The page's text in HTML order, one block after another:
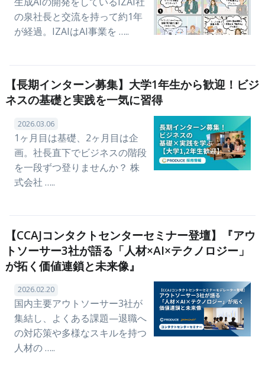
の泉社長と交流を持って約1年
が経過。IZAIはAI事業を …..
【長期インターン募集】大学1年生から歓迎！ビジ
ネスの基礎と実践を一気に習得
2026.03.06
1ヶ月目は基礎、2ヶ月目は企
画。社長直下でビジネスの階段
を一段ずつ登りませんか？ 株
式会社 …..
【CCAJコンタクトセンターセミナー登壇】『アウ
トソーサー3社が語る「人材×AI×テクノロジー」
が拓く価値連鎖と未来像』
2026.02.20
国内主要アウトソーサー3社が
集結し、よくある課題—退職へ
の対応策や多様なスキルを持つ
人材の …..